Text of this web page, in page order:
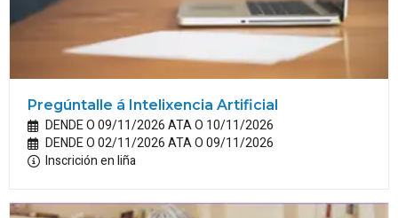
Pregúntalle á Intelixencia Artificial
DENDE O 09/11/2026 ATA O 10/11/2026
DENDE O 02/11/2026 ATA O 09/11/2026
Inscrición en liña